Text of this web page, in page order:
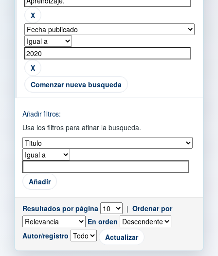
Comenzar nueva busqueda
Añadir filtros:
Usa los filtros para afinar la busqueda.
Resultados por página | Ordenar por
En orden
Autor/registro